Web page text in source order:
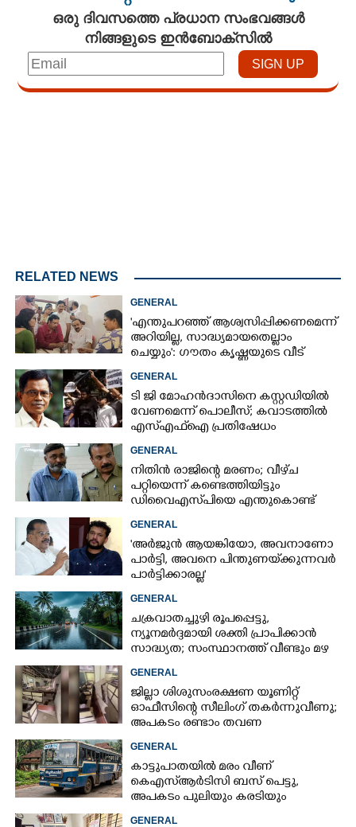
ഒരു ദിവസത്തെ പ്രധാന സംഭവങ്ങൾ
നിങ്ങളുടെ ഇൻബോക്സിൽ
RELATED NEWS
GENERAL
'എന്തുപറഞ്ഞ് ആശ്വസിപ്പിക്കണമെന്ന്
അറിയില്ല, സാദ്ധ്യമായതെല്ലാം
ചെയ്യും': ഗൗതം കൃഷ്ണയുടെ വീട്
സന്ദർശിച്ച് മുഖ്യമന്ത്രി
GENERAL
ടി ജി മോഹൻദാസിനെ കസ്റ്റഡിയിൽ
വേണമെന്ന് പൊലീസ്; കവാടത്തിൽ
എസ്എഫ്ഐ പ്രതിഷേധം
GENERAL
നിതിൻ രാജിന്റെ മരണം; വീഴ്‌ച
പറ്റിയെന്ന് കണ്ടെത്തിയിട്ടും
ഡിവൈഎസ്‌പിയെ എന്തുകൊണ്ട്
സസ്‌പെൻഡ് ചെയ്തില്ലെന്ന്
ഹൈക്കോടതി
GENERAL
'അർജുൻ ആയങ്കിയോ, അവനാണോ
പാർട്ടി, അവനെ പിന്തുണയ്‌ക്കുന്നവർ
പാർട്ടിക്കാരല്ല'
GENERAL
ചക്രവാതച്ചുഴി രൂപപ്പെട്ടു,
ന്യൂനമർദ്ദമായി ശക്തി പ്രാപിക്കാൻ
സാദ്ധ്യത; സംസ്ഥാനത്ത് വീണ്ടും മഴ
വരുന്നു
GENERAL
ജില്ലാ ശിശുസംരക്ഷണ യൂണിറ്റ്
ഓഫീസിന്റെ സീലിംഗ് തകർന്നുവീണു;
അപകടം രണ്ടാം തവണ
GENERAL
കാട്ടുപാതയിൽ മരം വീണ്
കെഎസ്‌ആർടിസി ബസ് പെട്ടു,
അപകടം പുലിയും കരടിയും
ഇറങ്ങുന്നിടത്ത്, പിന്നെ നടന്നത്
GENERAL